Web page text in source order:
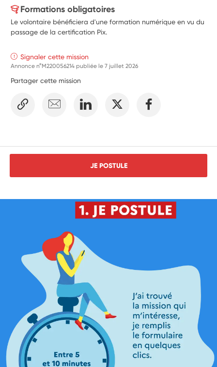
Formations obligatoires
Le volontaire bénéficiera d'une formation numérique en vu du
passage de la certification Pix.
Signaler cette mission
Annonce n°M220056214 publiée le7 juillet 2026
Partager cette mission
JE POSTULE